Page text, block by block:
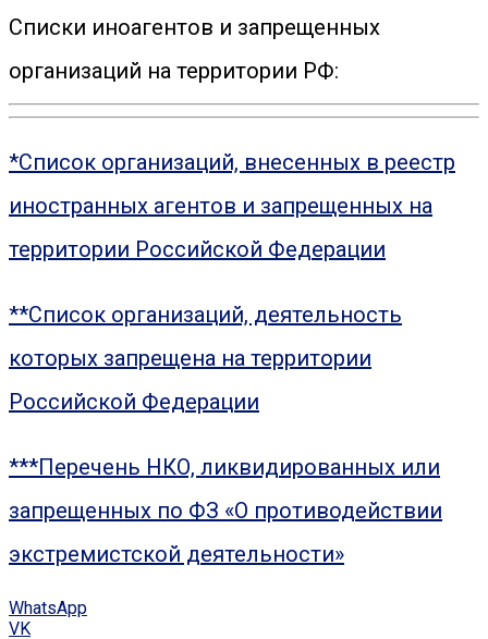
Списки иноагентов и запрещенных
организаций на территории РФ:
*Список организаций, внесенных в реестр
иностранных агентов и запрещенных на
территории Российской Федерации
**Список организаций, деятельность
которых запрещена на территории
Российской Федерации
***Перечень НКО, ликвидированных или
запрещенных по ФЗ «О противодействии
экстремистской деятельности»
WhatsApp
VK